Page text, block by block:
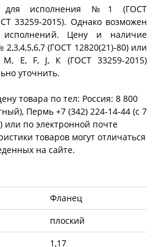
для исполнения №1 (ГОСТ
33259-2015). Однако возможен
Цену и наличие
(ГОСТ 12820(21)-80) или
E, F, J, К (ГОСТ 33259-2015)
уточнить.
товара по тел: Россия: 8 800
Пермь +7 (342) 224-14-44 (c 7
или по электронной почте
товаров могут отличаться
на сайте.
Фланец
плоский
1,17